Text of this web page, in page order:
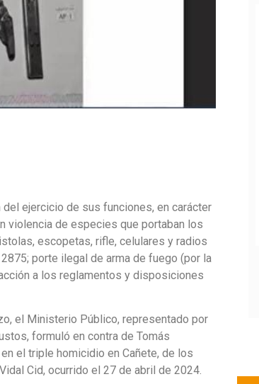
ejercicio de sus funciones, en carácter
violencia de especies que portaban los
escopetas, rifle, celulares y radios
porte ilegal de arma de fuego (por la
a los reglamentos y disposiciones
el Ministerio Público, representado por
formuló en contra de Tomás
el triple homicidio en Cañete, de los
Cid, ocurrido el 27 de abril de 2024.